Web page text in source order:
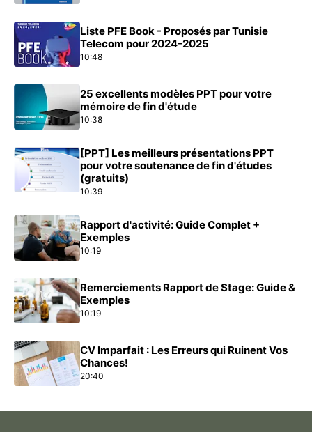
Liste PFE Book - Proposés par Tunisie
Telecom pour 2024-2025
10:48
25 excellents modèles PPT pour votre
mémoire de fin d'étude
10:38
[PPT] Les meilleurs présentations PPT
pour votre soutenance de fin d'études
(gratuits)
10:39
Rapport d'activité: Guide Complet +
Exemples
10:19
Remerciements Rapport de Stage: Guide &
Exemples
10:19
CV Imparfait : Les Erreurs qui Ruinent Vos
Chances!
20:40